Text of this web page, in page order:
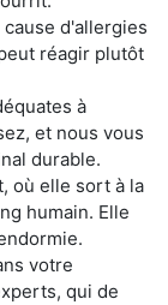
d'allergies
réagir plutôt
à
et nous vous
durable.
où elle sort à la
humain. Elle
votre
qui de